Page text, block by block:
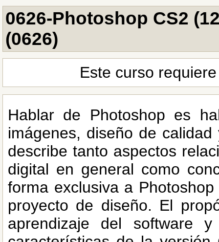
0626-Photoshop CS2
(0626)
Este curso
Hablar de Photoshop es
imágenes, diseño de
describe tanto aspectos
digital en general como
forma exclusiva a
proyecto de diseño. El
aprendizaje del software